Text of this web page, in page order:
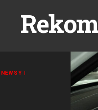
NEWSY |